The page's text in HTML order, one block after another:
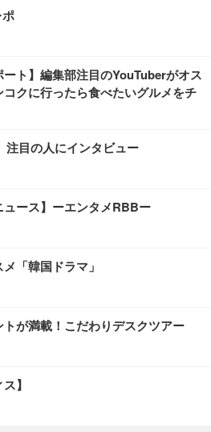
ート】編集部注目のYouTuberがオス
クに行ったら食べたいグルメをチ
注目の人にインタビュー
ュース】ーエンタメRBBー
「韓国ドラマ」
が満載！こだわりデスクツアー
】